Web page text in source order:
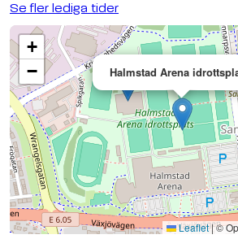
Se fler lediga tider
Halmstad Arena
+
−
Leaflet |©
Se planen på Google Maps